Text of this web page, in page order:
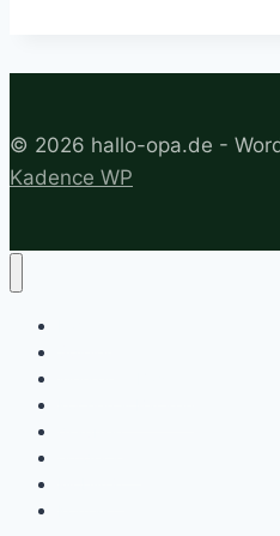
© 2026 hallo-opa.de -
Kadence WP